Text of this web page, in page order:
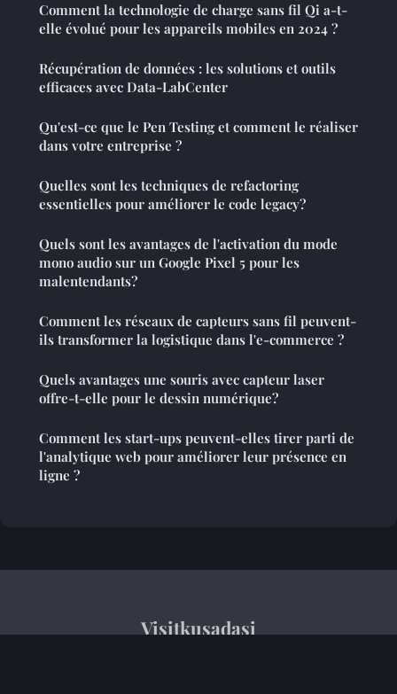
Comment la technologie de charge sans fil Qi a-t-
elle évolué pour les appareils mobiles en 2024 ?
Récupération de données : les solutions et outils
efficaces avec Data-LabCenter
Qu'est-ce que le Pen Testing et comment le réaliser
dans votre entreprise ?
Quelles sont les techniques de refactoring
essentielles pour améliorer le code legacy?
Quels sont les avantages de l'activation du mode
mono audio sur un Google Pixel 5 pour les
malentendants?
Comment les réseaux de capteurs sans fil peuvent-
ils transformer la logistique dans l'e-commerce ?
Quels avantages une souris avec capteur laser
offre-t-elle pour le dessin numérique?
Comment les start-ups peuvent-elles tirer parti de
l'analytique web pour améliorer leur présence en
ligne ?
Visitkusadasi